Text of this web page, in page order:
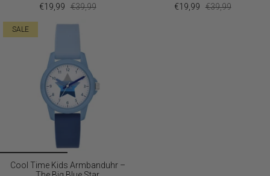
€19,99 €39,99
€19,99 €39,99
SALE
Cool Time Kids Armbanduhr –